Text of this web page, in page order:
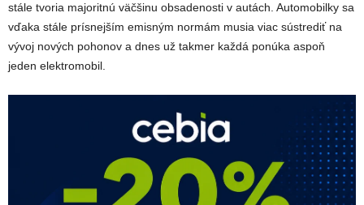
stále tvoria majoritnú väčšinu obsadenosti v autách. Automobilky sa
vďaka stále prísnejším emisným normám musia viac sústrediť na
vývoj nových pohonov a dnes už takmer každá ponúka aspoň
jeden elektromobil.